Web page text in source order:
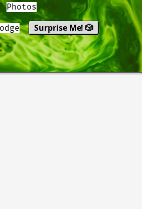
Photos
Surprise Me! 🎲